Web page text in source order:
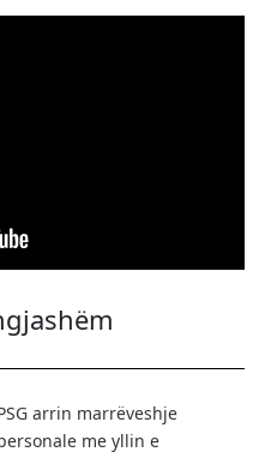
arrin marrëveshje
me yllin e